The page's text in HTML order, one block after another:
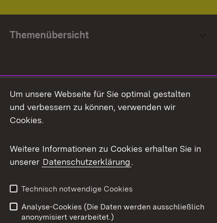
Themenübersicht
Facebook
X / Twitter
Youtube
Impressum
Kontakt
Um unsere Webseite für Sie optimal gestalten
und verbessern zu können, verwenden wir
Cookies.
Weitere Informationen zu Cookies erhalten Sie in
unserer Datenschutzerklärung.
Technisch notwendige Cookies
Analyse-Cookies (Die Daten werden ausschließlich
anonymisiert verarbeitet.)